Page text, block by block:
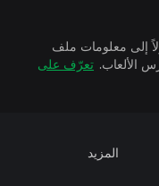
إلى معلومات ملف
تعرّف على
المزيد